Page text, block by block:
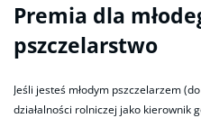
Premia dla
pszczelarstwo
Jeśli jesteś młodym pszczelarzem
działalności rolniczej jako kierownik